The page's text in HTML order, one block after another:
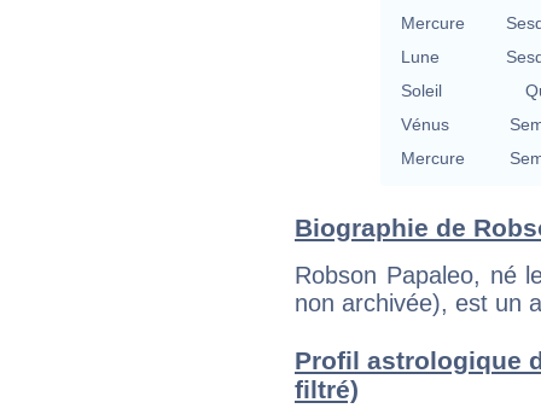
Mercure
Lune
Soleil
Vénus
Mercure
Biographie de
Robson Papaleo, né
non archivée), est un
Profil astrologique
filtré)